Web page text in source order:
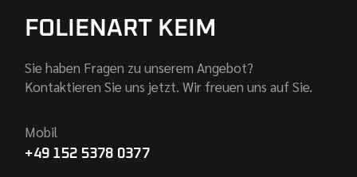
FOLIENART KEIM
Sie haben Fragen zu unserem Angebot?
Kontaktieren Sie uns jetzt. Wir freuen uns auf Sie.
Mobil
+49 152 5378 0377